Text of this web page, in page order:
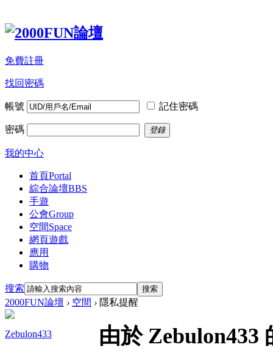
免費註冊
找回密碼
帳號 記住密碼
密碼 登錄
我的中心
首頁Portal
綜合論壇BBS
手遊
公會Group
空間Space
網頁遊戲
應用
購物
搜索 搜索
2000FUN論壇 › 空間 › 隱私提醒
Zebulon433
由於 Zebulon433